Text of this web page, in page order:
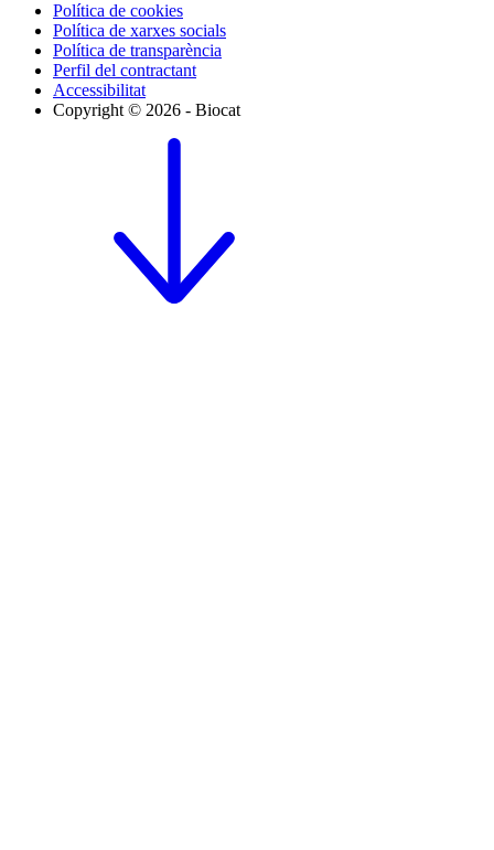
Política de cookies
Política de xarxes socials
Política de transparència
Perfil del contractant
Accessibilitat
Copyright © 2026 - Biocat